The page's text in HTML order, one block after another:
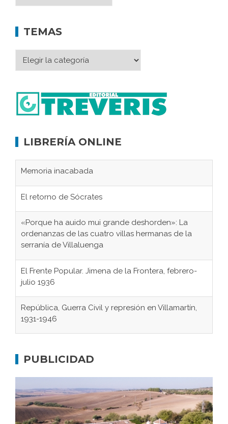
TEMAS
LIBRERÍA ONLINE
Memoria inacabada
El retorno de Sócrates
«Porque ha auido mui grande deshorden»: La
ordenanzas de las cuatro villas hermanas de la
serranía de Villaluenga
El Frente Popular. Jimena de la Frontera, febrero-
julio 1936
República, Guerra Civil y represión en Villamartín,
1931-1946
concentración nazis
Bornos
El Frente Popular. Ubrique, febrero-julio 1936
PUBLICIDAD